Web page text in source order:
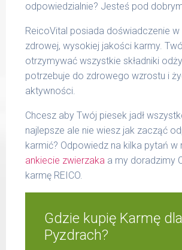
odpowiedzialnie? Jesteś pod
ReicoVital posiada doświadczenie
zdrowej, wysokiej jakości karmy.
otrzymywać wszystkie składniki
potrzebuje do zdrowego wzrostu i
aktywności.
Chcesz aby Twój piesek jadł
najlepsze ale nie wiesz jak zacząć
karmić? Odpowiedz na kilka pytań w
ankiecie zwierzaka a my doradzimy
karmę REICO.
Gdzie kupię Karmę
Pyzdrach?